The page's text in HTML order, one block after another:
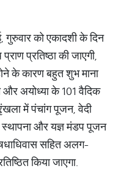
को एकादशी के दिन
प्रतिष्ठा की जाएगी,
के कारण बहुत शुभ माना
और अयोध्या के 101 वैदिक
में पंचांग पूजन, वेदी
और यज्ञ मंडप पूजन
सहित अलग-
किया जाएगा.